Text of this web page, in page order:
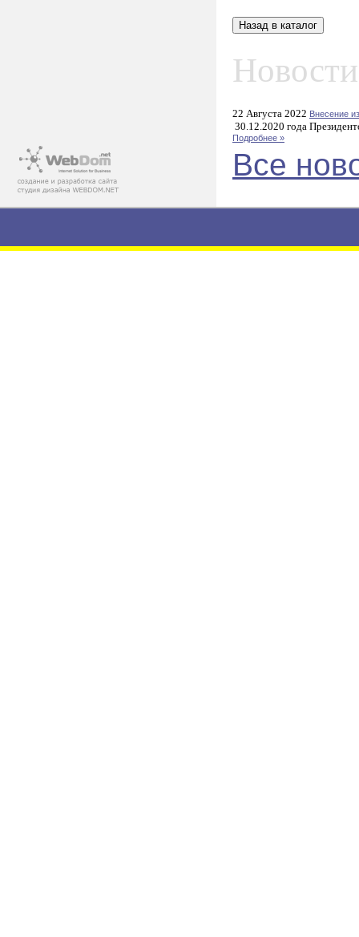
22 Августа 2022 Внесение
30.12.2020 года
Подробнее »
Все